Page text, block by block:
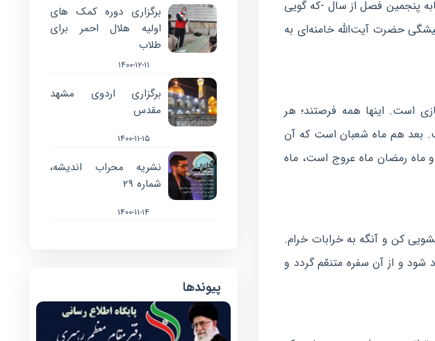
پنجمین فصل از سال -که گویی
حضرت آیت‌الله خامنه‌ای به
است. اینها همه فرصتند؛ هر
بعد هم ماه شعبان است که آن
ماه رمضان ماه عروج است، ماه
آماده شدن دل انسان برای ماه رمضان است.»(۱۳۸۰/۰۸/۲۰) «شستشویی کن و آنگه به خرابات خرام‌.
شود و از آن سفره متنعّم گردد و
برگزاری دوره کمک های
اولیه هلال احمر برای
طلاب
۱۴۰۰-۱۲-۱۱
برگزاری اردوی مشهد
مقدس
۱۴۰۰-۱۱-۱۵
نشریه محراب اندیشه،
شماره ۲۹
۱۴۰۰-۱۱-۱۴
پیوندها